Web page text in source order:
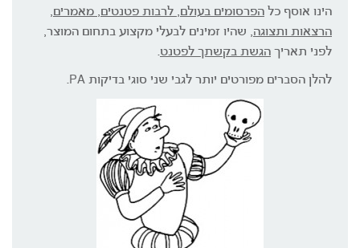
הינו אוסף כל הפרסומים בעולם, לרבות פטנטים, מאמרים,
הרצאות ותצוגה, שהיו זמינים לבעלי מקצוע בתחום המוצר,
לפני תאריך הגשת בקשתך לפטנט.
להלן הסברים מפורטים יותר לגבי שני סוגי בדיקות PA.